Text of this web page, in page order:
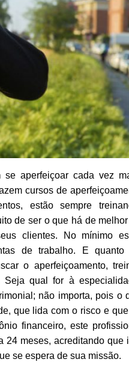
aperfeiçoar cada vez
cursos de
estão sempre
de ser o que há de
clientes. No mínimo
de trabalho. E quanto
o aperfeiçoamento,
qual for à
não importa, pois o
que lida com o risco e
financeiro, este
24 meses, acreditando que
se espera de sua missão.